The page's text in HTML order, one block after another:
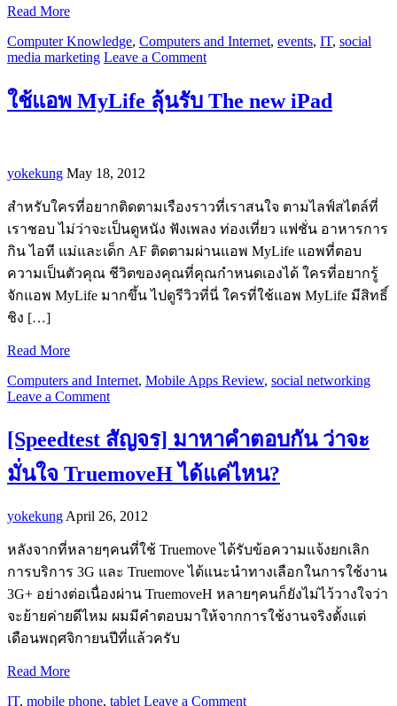
Read More
Computer Knowledge, Computers and Internet, events, IT, social
media marketing Leave a Comment
ใช้แอพ MyLife ลุ้นรับ The new iPad
yokekung May 18, 2012
สำหรับใครที่อยากติดตามเรืองราวที่เราสนใจ ตามไลฟ์สไตล์ที่
เราชอบ ไม่ว่าจะเป็นดูหนัง ฟังเพลง ท่องเที่ยว แฟชั่น อาหารการ
กิน ไอที แม่และเด็ก AF ติดตามผ่านแอพ MyLife แอพที่ตอบ
ความเป็นตัวคุณ ชีวิตของคุณที่คุณกำหนดเองได้ ใครที่อยากรู้
จักแอพ MyLife มากขึ้น ไปดูรีวิวที่นี่ ใครที่ใช้แอพ MyLife มีสิทธิ์
ชิง […]
Read More
Computers and Internet, Mobile Apps Review, social networking
Leave a Comment
[Speedtest สัญจร] มาหาคำตอบกัน ว่าจะ
มั่นใจ TruemoveH ได้แค่ไหน?
yokekung April 26, 2012
หลังจากที่หลายๆคนที่ใช้ Truemove ได้รับข้อความแจ้งยกเลิก
การบริการ 3G และ Truemove ได้แนะนำทางเลือกในการใช้งาน
3G+ อย่างต่อเนื่องผ่าน TruemoveH หลายๆคนก็ยังไม่ไว้วางใจว่า
จะย้ายค่ายดีไหม ผมมีคำตอบมาให้จากการใช้งานจริงตั้งแต่
เดือนพฤศจิกายนปีที่แล้วครับ
Read More
IT, mobile phone, tablet Leave a Comment